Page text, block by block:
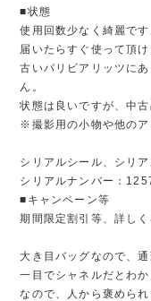
■状態
使用回数少なく綺麗です
届いたらすぐ使って頂け
古いパリビアリッツに
ん。
状態は良いですが、中
※撮影用の小物や他のア
シリアルシール、シリ
シリアルナンバー：
■キャンペーン等
期間限定割引等、詳し
大き目バッグなので、
一目でシャネルだとわ
なので、人から褒められ